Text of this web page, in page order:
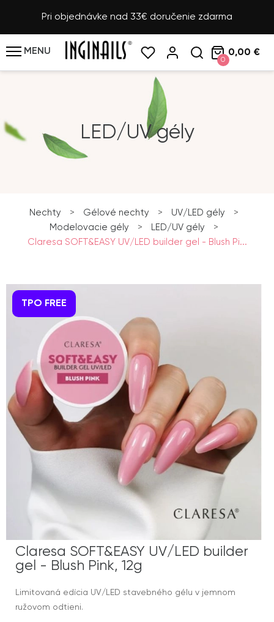
Pri objednávke nad 33€ doručenie zdarma
MENU
0
0,00 €
LED/UV gély
Nechty > Gélové nechty > UV/LED gély
>
Modelovacie gély
> LED/UV gély
>
Claresa SOFT&EASY UV/LED builder gel - Blush Pi...
TPO FREE
Claresa SOFT&EASY UV/LED builder
gel - Blush Pink, 12g
Limitovaná edícia UV/LED stavebného gélu v jemnom
ružovom odtieni.